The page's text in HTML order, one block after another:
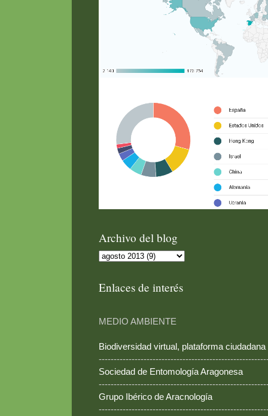
Archivo del blog
Enlaces de interés
MEDIO AMBIENTE
Biodiversidad virtual, plataforma ciudadana
Sociedad de Entomología Aragonesa
Grupo Ibérico de Aracnología